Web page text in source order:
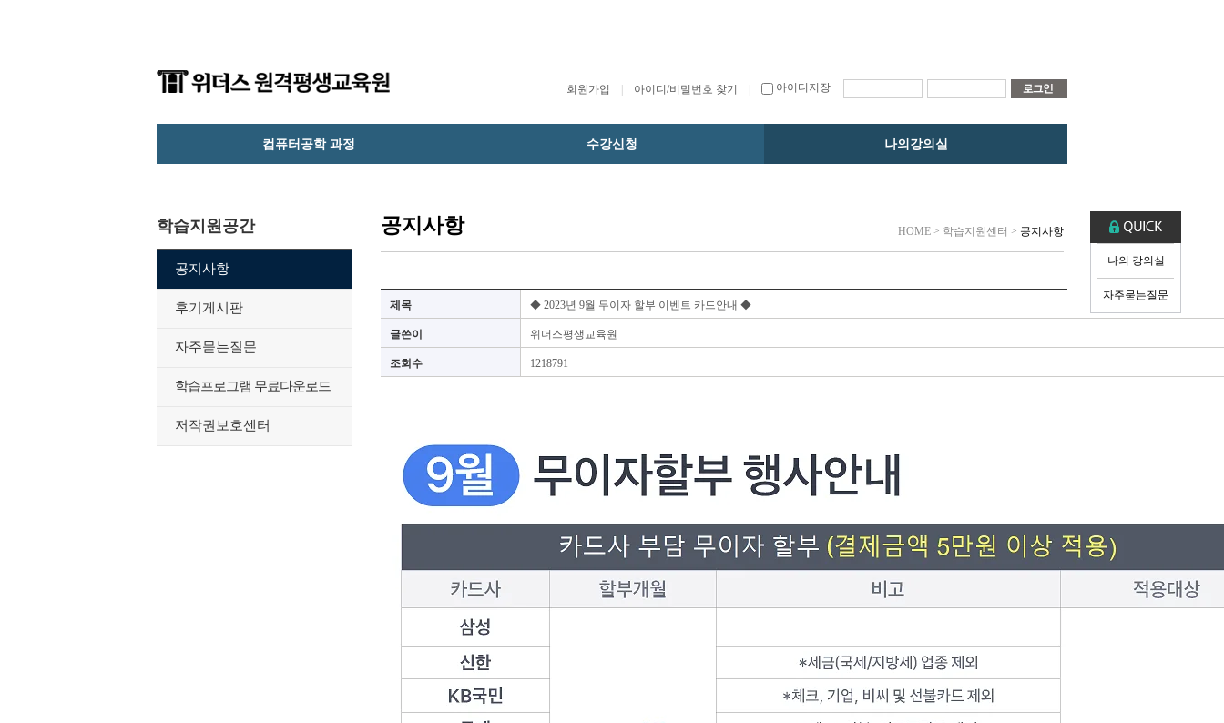
회원가입 아이디/비밀번호 찾기 아이디저장
컴퓨터공학 과정 수강신청 나의강의실
학습지원공간
공지사항
후기게시판
자주묻는질문
학습프로그램 무료다운로드
저작권보호센터
공지사항 HOME > 학습지원센터 > 공지사항
제목 ◆ 2023년 9월 무이자 할부 이벤트 카드안내 ◆
글쓴이 위더스평생교육원
조회수 1218791
나의 강의실
자주묻는질문